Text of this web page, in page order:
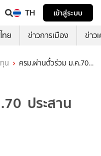
TH
เข้าสู่ระบบ
ทย ข่าวการเมือง ข่าว
น
ครม.ผ่านตั๋วร่วม ม.ค.70
ประสาน